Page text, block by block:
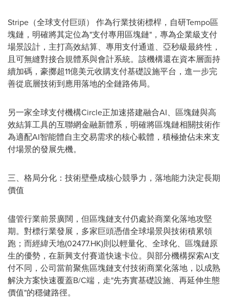
Stripe（全球支付巨頭） 作為行業技術標桿，自研Tempo區
塊鏈，明確將其定位為"支付專用區塊鏈"，專為企業級支付
場景設計，主打高效結算、專用支付通道、亞秒級最終性，
且可無縫對接合規體系與會計系統。該機構還在資本層面持
續加碼，豪擲超11億美元收購支付基礎設施平台，進一步完
善從底層技術到應用落地的全鏈路佈局。
另一家全球支付機構Circle正加速搭建融合AI、區塊鏈與高
效結算工具的互聯網金融新體系，明確將區塊鏈相關技術作
為適配AI智能體自主交易需求的核心載體，積極搶佔未來支
付場景的發展先機。
三、格局分化：技術壁壘成核心競爭力，落地能力決定長期
價值
儘管行業前景廣闊，但區塊鏈支付仍處於商業化落地攻堅
期。對標行業發展，多家巨頭憑借全球場景與技術積累領
跑；而經緯天地(02477.HK)則以輕量化、全球化、區塊鏈原
生的優勢，在新興支付賽道快速卡位。與部分機構探索AI支
付不同，公司當前聚焦區塊鏈支付技術商業化落地，以成熟
解決方案快速覆蓋B/C端，走"先夯實基礎設施、再延伸生態
價值"的穩健路徑。